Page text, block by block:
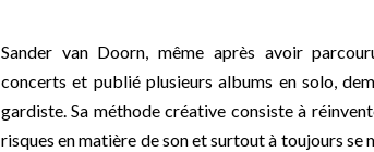
Sander van Doorn, même après avoir
concerts et publié plusieurs albums en solo,
gardiste. Sa méthode créative consiste à
risques en matière de son et surtout à toujours se